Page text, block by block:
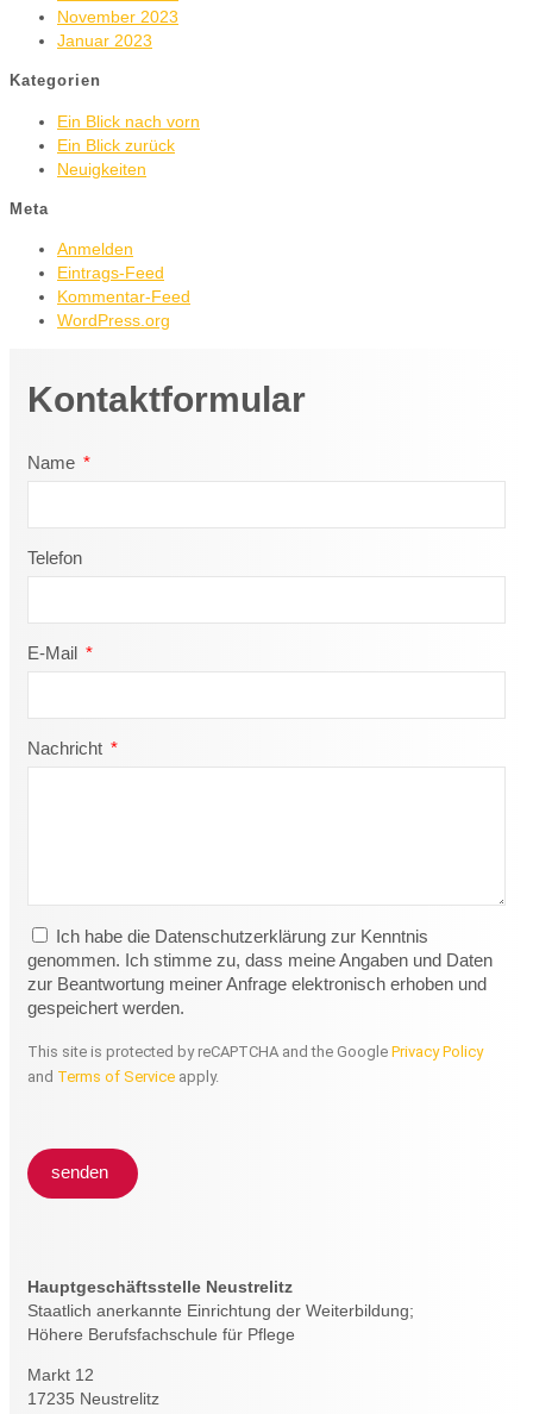
November 2023
Januar 2023
Kategorien
Ein Blick nach vorn
Ein Blick zurück
Neuigkeiten
Meta
Anmelden
Eintrags-Feed
Kommentar-Feed
WordPress.org
Kontaktformular
Name
Telefon
E-Mail
Nachricht
Ich habe die Datenschutzerklärung zur Kenntnis
genommen. Ich stimme zu, dass meine Angaben und Daten
zur Beantwortung meiner Anfrage elektronisch erhoben und
gespeichert werden.
This site is protected by reCAPTCHA and the Google Privacy Policy
and Terms of Service apply.
senden
Hauptgeschäftsstelle Neustrelitz
Staatlich anerkannte Einrichtung der Weiterbildung;
Höhere Berufsfachschule für Pflege
Markt 12
17235 Neustrelitz